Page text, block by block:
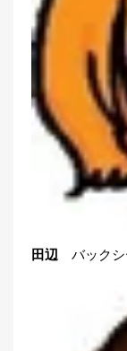
田辺 バックシ